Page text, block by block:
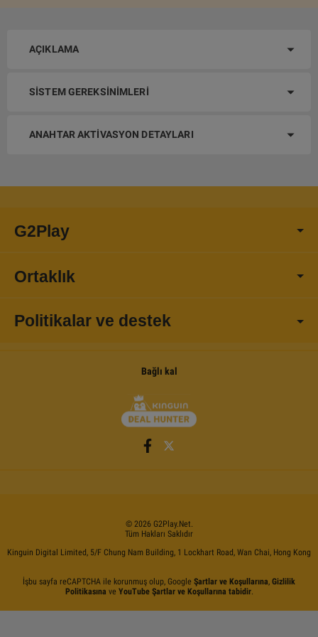
AÇIKLAMA
SISTEM GEREKSINIMLERI
ANAHTAR AKTIVASYON DETAYLARI
G2Play
Ortaklık
Politikalar ve destek
Bağlı kal
© 2026 G2Play.net.
Tüm Hakları Saklıdır
Kinguin Digital Limited, 5/F Chung Nam Building, 1 Lockhart Road, Wan Chai, Hong Kong
İşbu sayfa reCAPTCHA ile korunmuş olup, Google Şartlar ve Koşullarına, Gizlilik
Politikasına ve YouTube Şartlar ve Koşullarına tabidir.